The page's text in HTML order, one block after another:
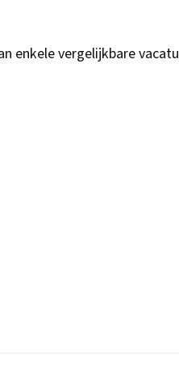
enkele vergelijkbare